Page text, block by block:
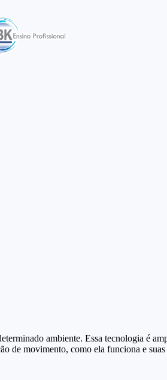
ambiente. Essa tecnologia é
de movimento, como ela funciona e